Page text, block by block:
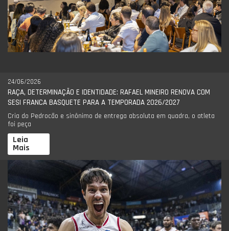
24/06/2026
RAÇA, DETERMINAÇÃO E IDENTIDADE: RAFAEL MINEIRO RENOVA COM
SESI FRANCA BASQUETE PARA A TEMPORADA 2026/2027
Cria do Pedrocão e sinônimo de entrega absoluta em quadra, o atleta
foi peça
Leia
Mais